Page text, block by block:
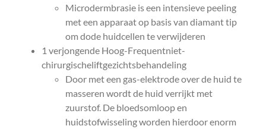
Microdermbrasie is een intensieve peeling
met een apparaat op basis van diamant tip
om dode huidcellen te verwijderen
1 verjongende Hoog-Frequentniet-
chirurgischeliftgezichtsbehandeling
Door met een gas-elektrode over de huid te
masseren wordt de huid verrijkt met
zuurstof. De bloedsomloop en
huidstofwisseling worden hierdoor enorm